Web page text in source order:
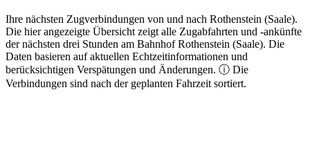
Ihre nächsten Zugverbindungen von und nach Rothenstein (Saale).
Die hier angezeigte Übersicht zeigt alle Zugabfahrten und -ankünfte
der nächsten drei Stunden am Bahnhof Rothenstein (Saale). Die
Daten basieren auf aktuellen Echtzeitinformationen und
berücksichtigen Verspätungen und Änderungen. ⓘ Die
Verbindungen sind nach der geplanten Fahrzeit sortiert.